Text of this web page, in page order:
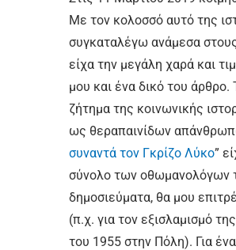
Με τον κολοσσό αυτό της
συγκαταλέγω ανάμεσα
είχα την μεγάλη χαρά και
μου και ένα δικό του
ζήτημα της κοινωνικής
ως θεραπαινίδων
συναντά τον Γκρίζο Λύκο”
σύνολο των οθωμανολόγων
δημοσιεύματα, θα μου
(π.χ. για τον εξισλαμισμό
του 1955 στην Πόλη). Για